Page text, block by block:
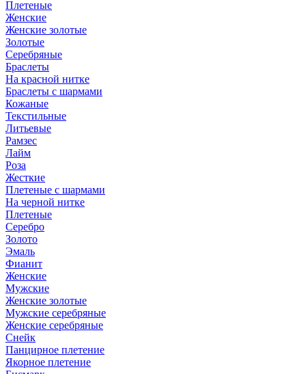
Плетеные
Женские
Женские золотые
Золотые
Серебряные
Браслеты
На красной нитке
Браслеты с шармами
Кожаные
Текстильные
Литьевые
Рамзес
Лайм
Роза
Жесткие
Плетеные с шармами
На черной нитке
Плетеные
Серебро
Золото
Эмаль
Фианит
Женские
Мужские
Женские золотые
Мужские серебряные
Женские серебряные
Снейк
Панцирное плетение
Якорное плетение